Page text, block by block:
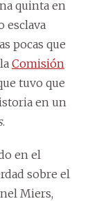
quinta en
esclava
pocas que
Comisión
tuvo que
en un
.
en el
sobre el
Miers,